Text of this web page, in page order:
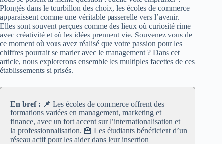
Plongés dans le tourbillon des choix, les écoles de commerce
apparaissent comme une véritable passerelle vers l’avenir.
Elles sont souvent perçues comme des lieux où curiosité rime
avec créativité et où les idées prennent vie. Souvenez-vous de
ce moment où vous avez réalisé que votre passion pour les
chiffres pourrait se marier avec le management ? Dans cet
article, nous explorerons ensemble les multiples facettes de ces
établissements si prisés.
En bref : 📌 Les écoles de commerce offrent des
formations variées en management, marketing et
finance, avec un fort accent sur l’internationalisation et
la professionnalisation. 🏫 Les étudiants bénéficient d’un
réseau actif pour les aider dans leur insertion